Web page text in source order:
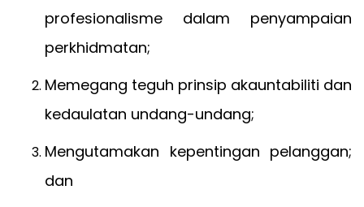
profesionalisme dalam penyampaian
perkhidmatan;
Memegang teguh prinsip akauntabiliti dan
kedaulatan undang-undang;
Mengutamakan kepentingan pelanggan;
dan